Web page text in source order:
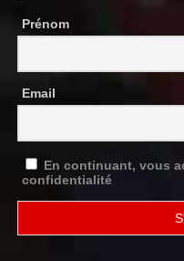
Prénom
Email
En continuant, vous
confidentialité